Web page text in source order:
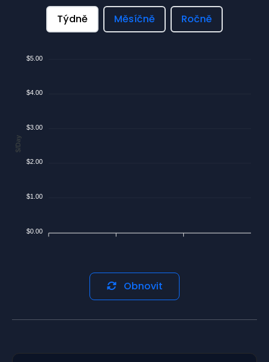
Týdně Měsíčně Ročně
$5.00
$4.00
$3.00
$2.00
$1.00
$0.00
$/Day
Obnovit